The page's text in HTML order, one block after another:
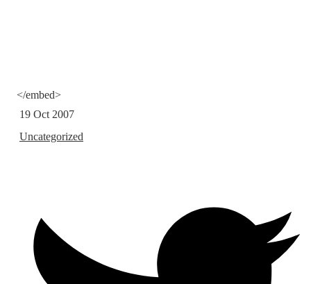
</embed>
19 Oct 2007
Uncategorized